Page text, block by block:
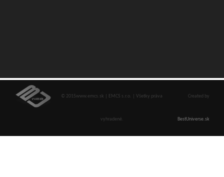
© 2015www.emcs.sk | EMCS s.r.o. | Všetky práva
vyhradené.
Created by
BestUniverse.sk